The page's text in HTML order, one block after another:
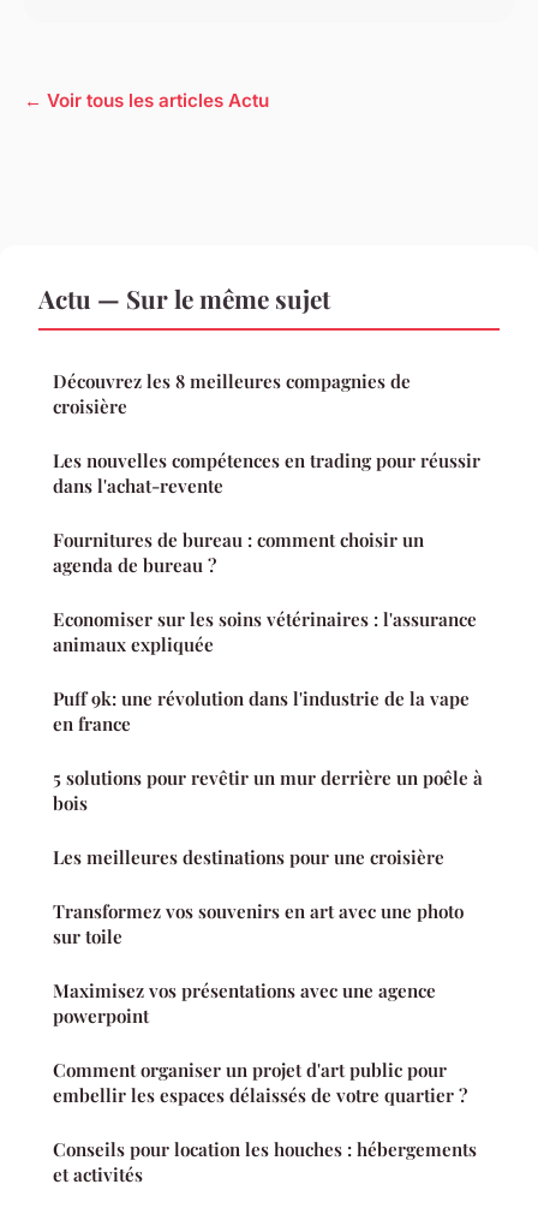
← Voir tous les articles Actu
Actu — Sur le même sujet
Découvrez les 8 meilleures compagnies de
croisière
Les nouvelles compétences en trading pour réussir
dans l'achat-revente
Fournitures de bureau : comment choisir un
agenda de bureau ?
Economiser sur les soins vétérinaires : l'assurance
animaux expliquée
Puff 9k: une révolution dans l'industrie de la vape
en france
5 solutions pour revêtir un mur derrière un poêle à
bois
Les meilleures destinations pour une croisière
Transformez vos souvenirs en art avec une photo
sur toile
Maximisez vos présentations avec une agence
powerpoint
Comment organiser un projet d'art public pour
embellir les espaces délaissés de votre quartier ?
Conseils pour location les houches : hébergements
et activités